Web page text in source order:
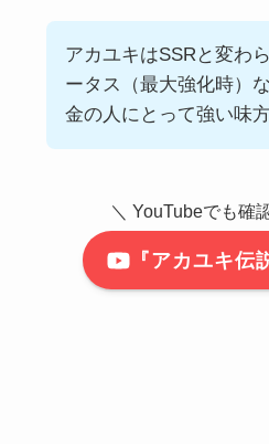
アカユキはSSRと変わ
ータス（最大強化時）
金の人にとって強い味方
＼ YouTubeでも確
『アカユキ伝